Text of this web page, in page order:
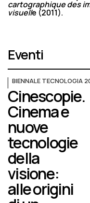
cartographique des
visuelle (2011).
Eventi
BIENNALE TECNOLOGIA
Cinescopie.
Cinema e
nuove
tecnologie
della
visione:
alle origini